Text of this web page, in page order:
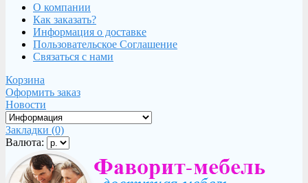
О компании
Как заказать?
Информация о доставке
Пользовательское Соглашение
Связаться с нами
Корзина
Оформить заказ
Новости
Закладки (0)
Валюта: